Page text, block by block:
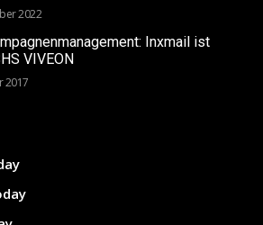
2022
Inxmail ist
VIVEON
2017